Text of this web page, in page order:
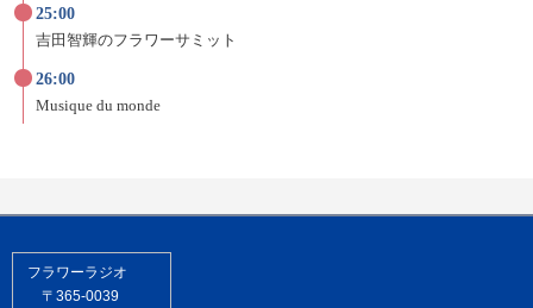
25:00
吉田智輝のフラワーサミット
26:00
Musique du monde
フラワーラジオ
〒365-0039